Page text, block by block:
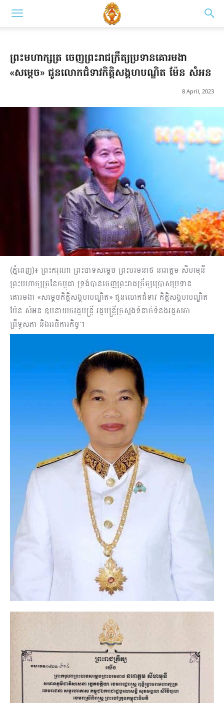
ព្រះមហាក្សត្រ ចេញព្រះរាជក្រឹត្យប្រទានគោរមងា
«សម្ដេច» ជូនលោកជំទាវកិត្តិសង្គហបណ្ឌិត ម៉ែន សំអន
8 April, 2023
(ភ្នំពេញ)៖ ព្រះករុណា ព្រះបាទសម្ដេច ព្រះបរមនាថ នរោត្ដម សីហមុនី
ព្រះមហាក្សត្រនៃកម្ពុជា ទ្រង់បានចេញព្រះរាជក្រឹត្យប្រោសប្រទាន
គោរមងា «សម្ដេចកិត្តិសង្គហបណ្ឌិត» ជូនលោកជំទាវ កិត្តិសង្គហបណ្ឌិត
ម៉ែន សំអន ឧបនាយករដ្ឋមន្ដ្រី រដ្ឋមន្ដ្រីក្រសួងទំនាក់ទំនងរដ្ឋសភា
ព្រឹទ្ធសភា និងអធិការកិច្ច។